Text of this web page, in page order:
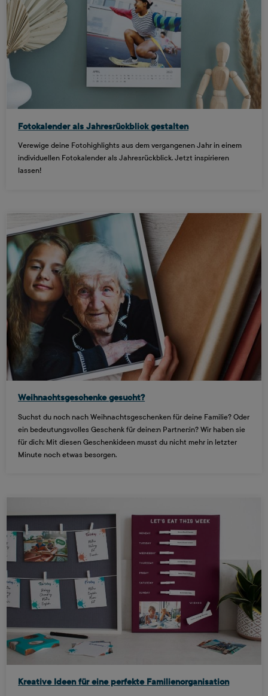
Fotokalender als Jahresrückblick gestalten
Verewige deine Fotohighlights aus dem vergangenen Jahr in einem
individuellen Fotokalender als Jahresrückblick. Jetzt inspirieren
lassen!
Weihnachtsgeschenke gesucht?
Suchst du noch nach Weihnachtsgeschenken für deine Familie? Oder
ein bedeutungsvolles Geschenk für deine:n Partner:in? Wir haben sie
für dich: Mit diesen Geschenkideen musst du nicht mehr in letzter
Minute noch etwas besorgen.
Kreative Ideen für eine perfekte Familienorganisation